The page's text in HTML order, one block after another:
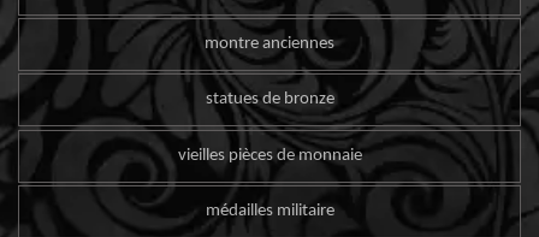
montre anciennes
statues de bronze
vieilles pièces de monnaie
médailles militaire